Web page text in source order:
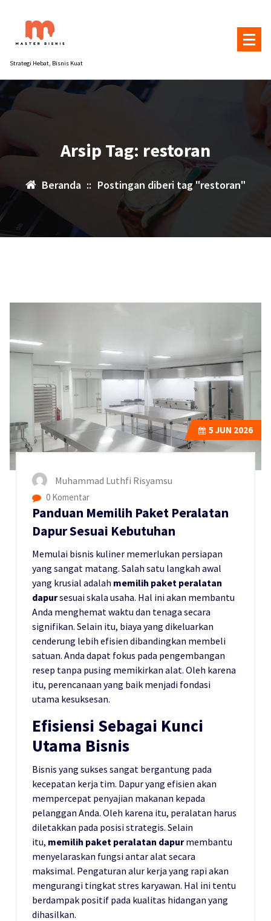
konten
Strategi Hebat, Bisnis Kuat
Arsip Tag: restoran
Beranda :: Postingan diberi tag "restoran"
5 JUN 2026
Muhammad Luthfi Risyamsu
0 Komentar
Panduan Memilih Paket Peralatan
Dapur Sesuai Kebutuhan
Memulai bisnis kuliner memerlukan persiapan
yang sangat matang. Salah satu langkah awal
yang krusial adalah memilih paket peralatan
dapursesuai skala usaha. Hal ini akan membantu
Anda menghemat waktu dan tenaga secara
signifikan. Selain itu, biaya yang dikeluarkan
cenderung lebih efisien dibandingkan membeli
satuan. Anda dapat fokus pada pengembangan
resep tanpa pusing memikirkan alat. Oleh karena
itu, perencanaan yang baik menjadi fondasi
utama kesuksesan.
Efisiensi Sebagai Kunci
Utama Bisnis
Bisnis yang sukses sangat bergantung pada
kecepatan kerja tim. Dapur yang efisien akan
mempercepat penyajian makanan kepada
pelanggan Anda. Oleh karena itu, peralatan harus
diletakkan pada posisi strategis. Selain
itu, memilih paket peralatan dapurmembantu
menyelaraskan fungsi antar alat secara
maksimal. Pengaturan alur kerja yang rapi akan
mengurangi tingkat stres karyawan. Hal ini tentu
berdampak positif pada kualitas hidangan yang
dihasilkan.